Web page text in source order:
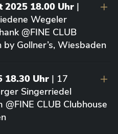
2025 18.00 Uhr |
Wegeler
@FINE CLUB
Gollner’s, Wiesbaden
18.30 Uhr | 17
Singerriedel
CLUB Clubhouse